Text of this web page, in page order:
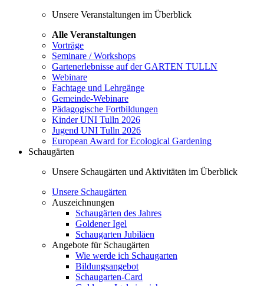
Unsere Veranstaltungen im Überblick
Alle Veranstaltungen
Vorträge
Seminare / Workshops
Gartenerlebnisse auf der GARTEN TULLN
Webinare
Fachtage und Lehrgänge
Gemeinde-Webinare
Pädagogische Fortbildungen
Kinder UNI Tulln 2026
Jugend UNI Tulln 2026
European Award for Ecological Gardening
Schaugärten
Unsere Schaugärten und Aktivitäten im Überblick
Unsere Schaugärten
Auszeichnungen
Schaugärten des Jahres
Goldener Igel
Schaugarten Jubiläen
Angebote für Schaugärten
Wie werde ich Schaugarten
Bildungsangebot
Schaugarten-Card